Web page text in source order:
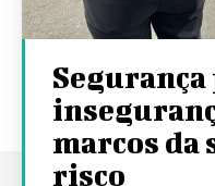
marcos da
risco